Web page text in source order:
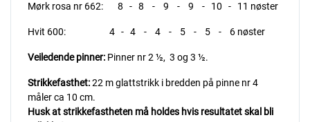
Mørk rosa nr 662: 8 - 8 - 9 - 9 - 10 - 11 nøster
Hvit 600: 4 - 4 - 4 - 5 - 5 - 6 nøster
Veiledende pinner: Pinner nr 2 ½, 3 og 3 ½.
Strikkefasthet:22 m glattstrikk i bredden på pinne nr 4
måler ca 10 cm.
Husk at strikkefastheten må holdes hvis resultatet skal bli